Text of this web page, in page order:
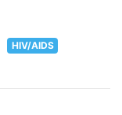
HIV/AIDS